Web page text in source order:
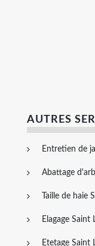
AUTRES
Entretien de
Abattage
Taille de
Elagage
Etetage Saint